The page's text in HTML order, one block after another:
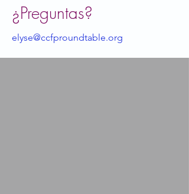
¿Preguntas?
elyse@ccfproundtable.org